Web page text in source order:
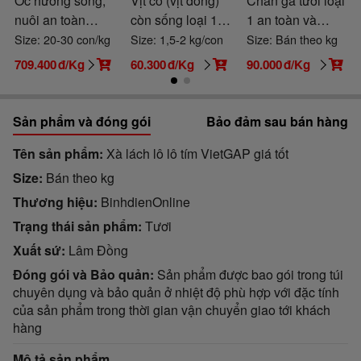
nuôi an toàn
VietGAP
Size: 20-30 con/kg
709.400đ/Kg
còn sống loại 1
đảm bảo ngon và
an toàn
Size: 1,5-2 kg/con
60.300đ/Kg
1 an toàn và
thơm ngon
Size: Bán theo kg
90.000đ/Kg
Sản phẩm và đóng gói
Bảo đảm sau bán hàng
Tên sản phẩm Xà lách lô lô tím VietGAP giá tốt
Size Bán theo kg
Thương hiệu BinhdienOnline
Trạng thái sản phẩm Tươi
Xuất sứ Lâm Đồng
Đóng gói và Bảo quản Sản phẩm được bao gói trong túi
chuyên dụng và bảo quản ở nhiệt độ phù hợp với đặc tính
của sản phẩm trong thời gian vận chuyển giao tới khách
hàng